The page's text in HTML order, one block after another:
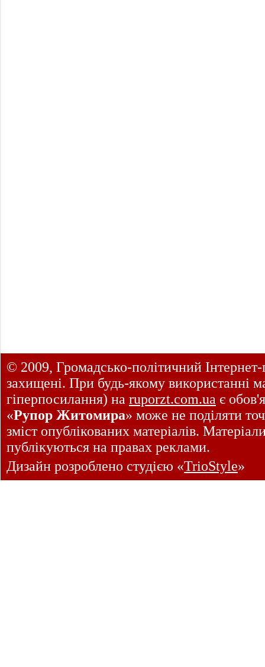
© 2009, Громадсько-політичний
захищені. При будь-якому використанні
гіперпосилання) на ruporzt.com.ua є
«Рупор Житомира» може не поділяти
зміст опублікованих матеріалів.
публікуються на правах реклами.
Дизайн розроблено студією «TrioStyle»